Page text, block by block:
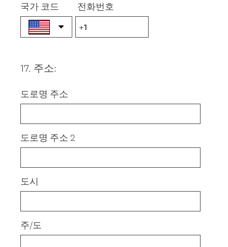
국가 코드 전화번호
Question
17. 주소:
도로명 주소
도로명 주소 2
도시
주/도